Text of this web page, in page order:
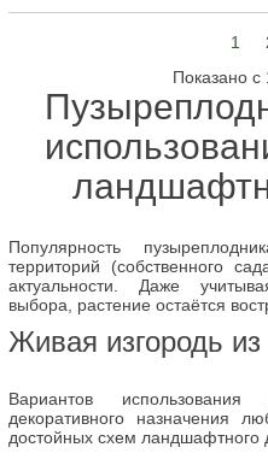
1
Показано с
Популярность
территорий (собственного
актуальности. Даже
выбора, растение остаётся
Живая изгородь
Вариантов
декоративного назначения
достойных схем ландшафтного